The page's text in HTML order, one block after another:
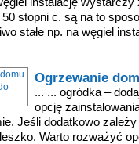
50 stopni c. są na to
stałe np. na węgiel
Ogrzewanie
... ... ogródka –
opcję
Jeśli dodatkowo
Warto rozważyć